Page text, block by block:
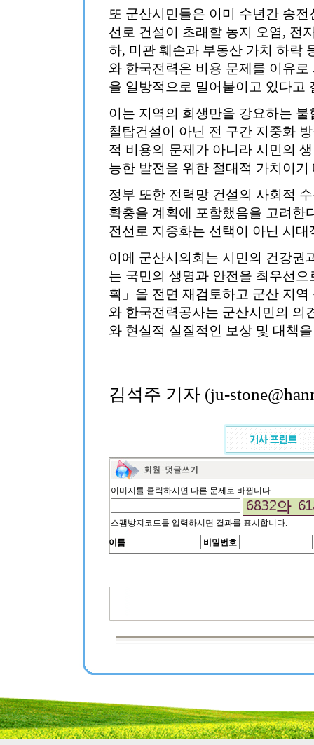
또 군산시민들은 이미 수년간 송
선로 건설이 초래할 농지 오염, 전
하, 미관 훼손과 부동산 가치 하락
와 한국전력은 비용 문제를 이유
을 일방적으로 밀어붙이고 있다고
이는 지역의 희생만을 강요하는
철탑건설이 아닌 전 구간 지중화
적 비용의 문제가 아니라 시민의
능한 발전을 위한 절대적 가치이
정부 또한 전력망 건설의 사회적
확충을 계획에 포함했음을 고려한
전선로 지중화는 선택이 아닌 시
이에 군산시의회는 시민의 건강
는 국민의 생명과 안전을 최우선
획」을 전면 재검토하고 군산 지
와 한국전력공사는 군산시민의 의
와 현실적 실질적인 보상 및 대책
김석주 기자 (ju-
이미지를 클릭하시면 다른 문제로 바뀝니다.
스팸방지코드를 입력하시면 결과를 표시합니다.
이름
비밀번호